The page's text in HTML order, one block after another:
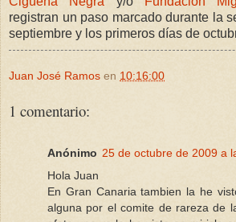
registran un paso marcado durante la
septiembre y los primeros días de
Juan José Ramos en 10:16:00
1 comentario:
Anónimo 25 de octubre de 2009 a
Hola Juan
En Gran Canaria tambien la he
alguna por el comite de rareza de